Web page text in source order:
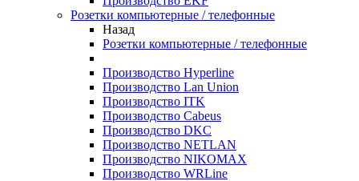
Розетки компьютерные / телефонные
Назад
Розетки компьютерные / телефонные
Производство Hyperline
Производство Lan Union
Производство ITK
Производство Cabeus
Производство DKC
Производство NETLAN
Производство NIKOMAX
Производство WRLine